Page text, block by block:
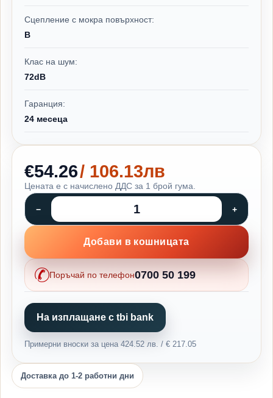
Сцепление с мокра повърхност:
B
Клас на шум:
72dB
Гаранция:
24 месеца
€54.26/ 106.13лв
Цената е с начислено ДДС за 1 брой гума.
Добави в кошницата
Поръчай по телефон0700 50 199
На изплащане с tbi bank
Примерни вноски за цена 424.52 лв. / € 217.05
Доставка до 1-2 работни дни